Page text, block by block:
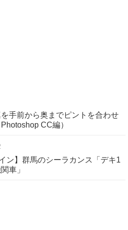
手前から奥までピントを合わせ
CC編）
ン】群馬のシーラカンス「デキ1
車」